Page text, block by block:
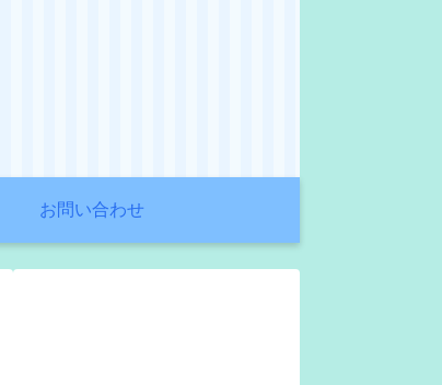
お問い合わせ